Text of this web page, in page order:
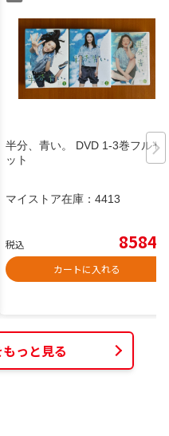
半分、青い。 DVD 1-3巻フルセ
ット
マイストア在庫： 4413
税込 8584
カートに入れる
っと見る